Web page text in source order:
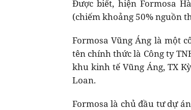
Được biết, hiện Formosa
(chiếm khoảng 50% nguồn
Formosa Vũng Áng là một
tên chính thức là Công ty
khu kinh tế Vũng Áng, TX
Loan.
Formosa là chủ đầu tư dự